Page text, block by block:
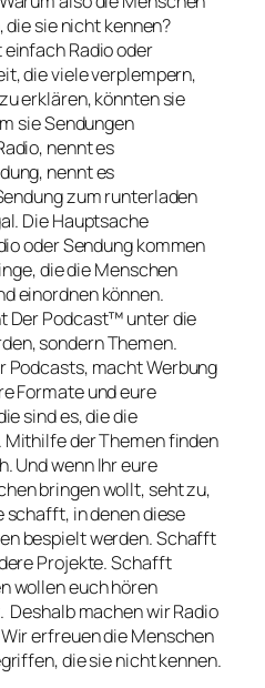
sie nicht kennen?
Radio oder
die viele verplempern,
erklären, könnten sie
sie Sendungen
nennt es
nennt es
zum runterladen
Die Hauptsache
oder Sendung kommen
die die Menschen
einordnen können.
Der Podcast™ unter die
sondern Themen.
Podcasts, macht Werbung
Formate und eure
sind es, die die
der Themen finden
Und wenn Ihr eure
bringen wollt, seht zu,
schafft, in denen diese
bespielt werden. Schafft
Projekte. Schafft
wollen euch hören
machen wir Radio
erfreuen die Menschen
die sie nicht kennen.